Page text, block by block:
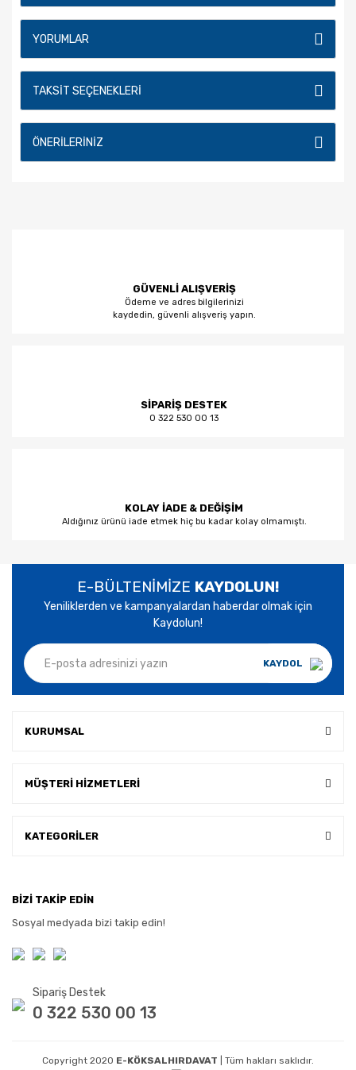
YORUMLAR
TAKSIT SEÇENEKLERI
ÖNERILERINIZ
GÜVENLİ ALIŞVERİŞ
Ödeme ve adres bilgilerinizi
kaydedin, güvenli alışveriş yapın.
SİPARİŞ DESTEK
0 322 530 00 13
KOLAY İADE & DEĞİŞİM
Aldığınız ürünü iade etmek hiç bu kadar kolay olmamıştı.
E-BÜLTENİMİZE KAYDOLUN!
Yeniliklerden ve kampanyalardan haberdar olmak için
Kaydolun!
KAYDOL
KURUMSAL
MÜŞTERİ HİZMETLERİ
KATEGORİLER
BİZİ TAKİP EDİN
Sosyal medyada bizi takip edin!
Sipariş Destek
0 322 530 00 13
Copyright 2020 E-KÖKSALHIRDAVAT | Tüm hakları saklıdır.